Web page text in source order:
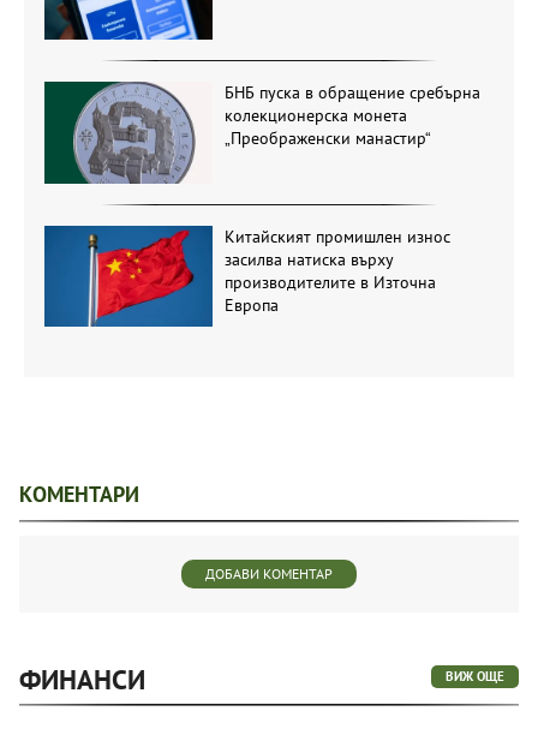
БНБ пуска в обращение сребърна
колекционерска монета
„Преображенски манастир“
Китайският промишлен износ
засилва натиска върху
производителите в Източна
Европа
КОМЕНТАРИ
ДОБАВИ КОМЕНТАР
ФИНАНСИ ВИЖ ОЩЕ